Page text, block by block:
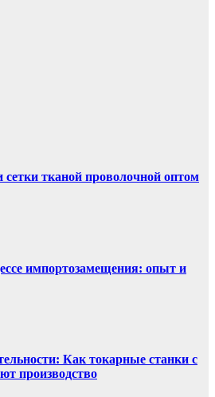
тканой проволочной оптом
импортозамещения: опыт и
Как токарные станки с
производство